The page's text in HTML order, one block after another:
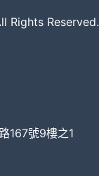
Rights Reserved.
167號9樓之1